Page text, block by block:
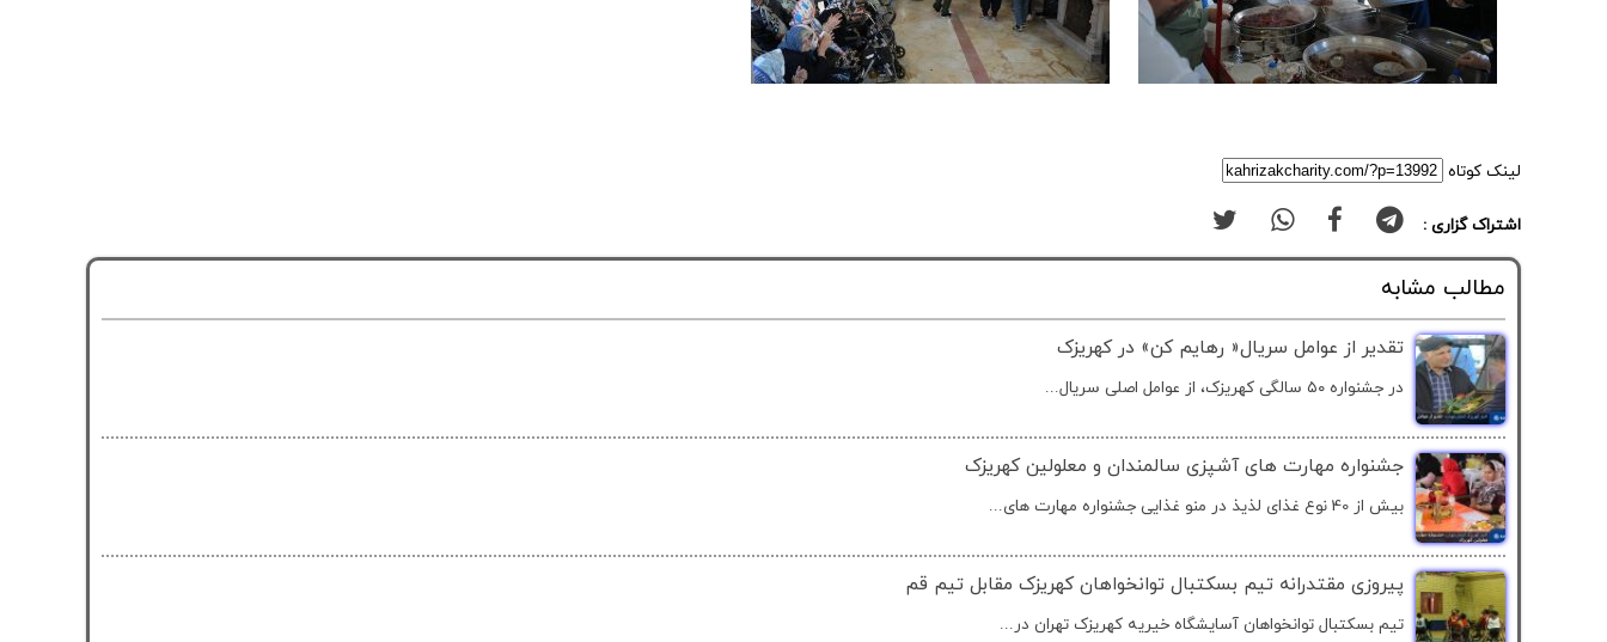
لینک کوتاه
اشتراک گزاری :
مطالب مشابه
تقدیر از عوامل سریال« رهایم کن» در کهریزک
در جشنواره ۵۰ سالگی کهریزک، از عوامل اصلی سریال...
جشنواره مهارت های آشپزی سالمندان و معلولین کهریزک
بیش از 40 نوع غذای لذیذ در منو غذایی جشنواره مهارت های...
پیروزی مقتدرانه تیم بسکتبال توانخواهان کهریزک مقابل تیم قم
تیم بسکتبال توانخواهان آسایشگاه خیریه کهریزک تهران در...